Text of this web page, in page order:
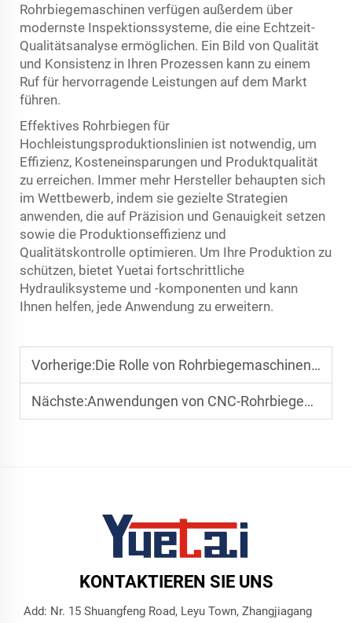
Rohrbiegemaschinen verfügen außerdem über
modernste Inspektionssysteme, die eine Echtzeit-
Qualitätsanalyse ermöglichen. Ein Bild von Qualität
und Konsistenz in Ihren Prozessen kann zu einem
Ruf für hervorragende Leistungen auf dem Markt
führen.
Effektives Rohrbiegen für
Hochleistungsproduktionslinien ist notwendig, um
Effizienz, Kosteneinsparungen und Produktqualität
zu erreichen. Immer mehr Hersteller behaupten sich
im Wettbewerb, indem sie gezielte Strategien
anwenden, die auf Präzision und Genauigkeit setzen
sowie die Produktionseffizienz und
Qualitätskontrolle optimieren. Um Ihre Produktion zu
schützen, bietet Yuetai fortschrittliche
Hydrauliksysteme und -komponenten und kann
Ihnen helfen, jede Anwendung zu erweitern.
Vorherige:Die Rolle von Rohrbiegemaschinen in großtechnischen Bauprojekten
Nächste:Anwendungen von CNC-Rohrbiegemaschinen in der Herstellung von Fitnessgeräten
KONTAKTIEREN SIE UNS
Add: Nr. 15 Shuangfeng Road, Leyu Town, Zhangjiagang